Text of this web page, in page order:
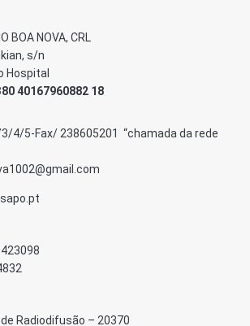
BOA NOVA, CRL
s/n
Hospital
40167960882 18
4/5-Fax/ 238605201 “chamada da rede
423098
Radiodifusão – 20370